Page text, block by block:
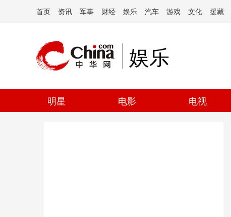
首页 资讯 军事 财经 娱乐 汽车 游戏 文化 援藏
娱乐
明星 电影 电视